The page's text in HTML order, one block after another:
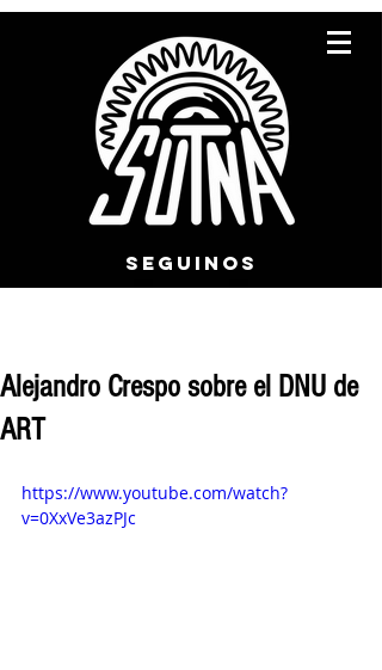
SEGUINOS
Alejandro Crespo sobre el DNU de
ART
https://www.youtube.com/watch?
v=0XxVe3azPJc